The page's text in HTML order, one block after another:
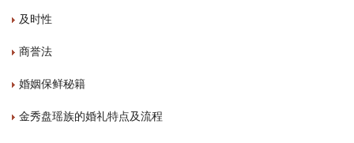
及时性
商誉法
婚姻保鲜秘籍
金秀盘瑶族的婚礼特点及流程